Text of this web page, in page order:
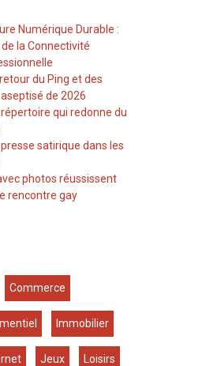
la Connectivité
de 2026
rencontre gay
Commerce
Immobilier
Jeux Loisirs